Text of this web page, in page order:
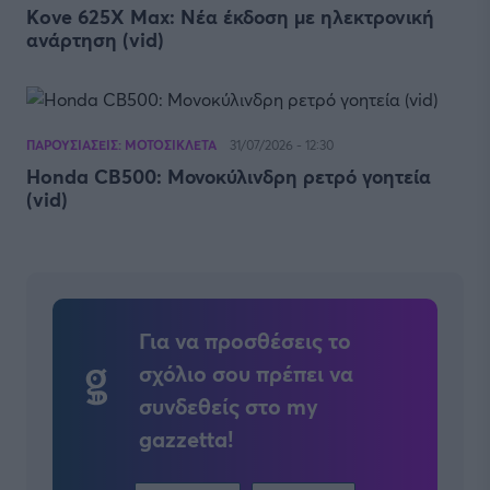
Kove 625X Max: Νέα έκδοση με ηλεκτρονική
ανάρτηση (vid)
ΠΑΡΟΥΣΙΑΣΕΙΣ: ΜΟΤΟΣΙΚΛΕΤΑ 31/07/2026 - 12:30
Honda CB500: Μονοκύλινδρη ρετρό γοητεία
(vid)
Για να προσθέσεις το
σχόλιο σου πρέπει να
συνδεθείς στο my
gazzetta!